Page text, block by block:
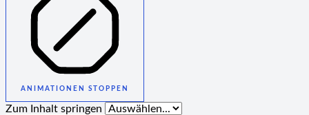
ANIMATIONEN STOPPEN
Zum Inhalt springen